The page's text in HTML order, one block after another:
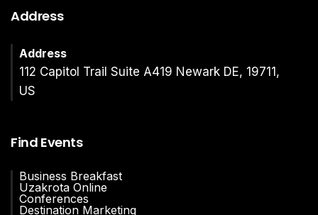
Address
Address
112 Capitol Trail Suite A419 Newark DE, 19711,
US
Find Events
Business Breakfast
Uzakrota Online
Conferences
Destination Marketing